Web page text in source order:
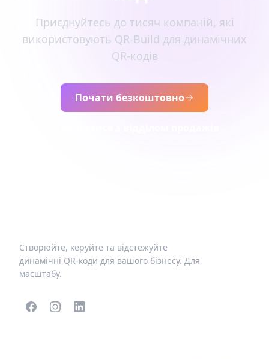
Приєднуйтесь до тисяч компаній, які
використовують QR-Build для динамічних
QR-кодів
Почати безкоштовно
Створюйте, керуйте та відстежуйте
динамічні QR-коди для вашого бізнесу. Для
масштабу.